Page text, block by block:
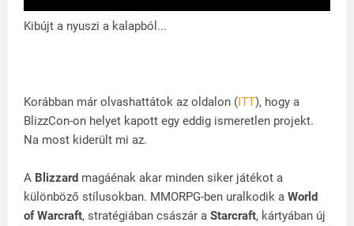
Kibújt a nyuszi a kalapból...
Korábban már olvashattátok az oldalon (ITT), hogy a
BlizzCon-on helyet kapott egy eddig ismeretlen projekt.
Na most kiderült mi az.
A Blizzard magáénak akar minden siker játékot a
különböző stílusokban. MMORPG-ben uralkodik a World
of Warcraft, stratégiában császár a Starcraft, kártyában új